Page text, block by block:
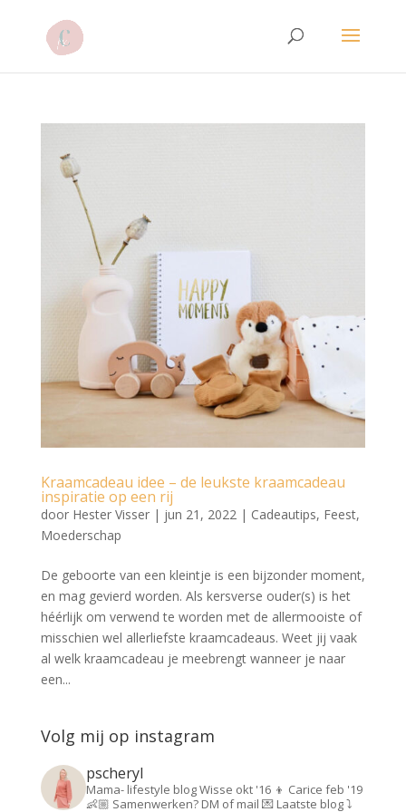
Kraamcadeau idee – de leukste kraamcadeau
inspiratie op een rij
door Hester Visser| jun 21, 2022| Cadeautips, Feest,
Moederschap
De geboorte van een kleintje is een bijzonder moment,
en mag gevierd worden. Als kersverse ouder(s) is het
héérlijk om verwend te worden met de allermooiste of
misschien wel allerliefste kraamcadeaus. Weet jij vaak
al welk kraamcadeau je meebrengt wanneer je naar
een...
Volg mij op instagram
pscheryl
Mama- lifestyle blogWisse okt '16 👦 Carice feb '19
👶🏼 Samenwerken? DM of mail 💌Laatste blog ⤵️